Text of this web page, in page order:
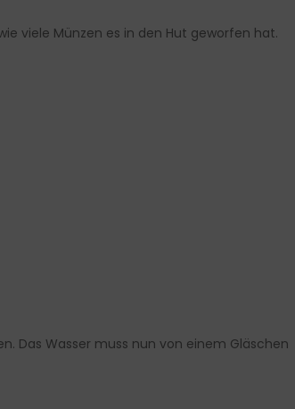
viele Münzen es in den Hut geworfen hat.
Das Wasser muss nun von einem Gläschen